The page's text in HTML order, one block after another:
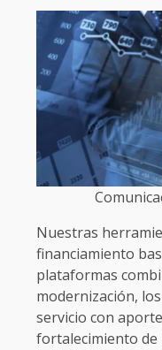
Nuestras
financiamiento
plataformas
modernización,
servicio con
fortalecimiento de